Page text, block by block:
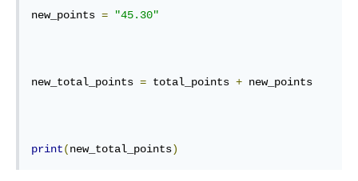
new_points = "45.30"
new_total_points = total_points + new_points
print(new_total_points)